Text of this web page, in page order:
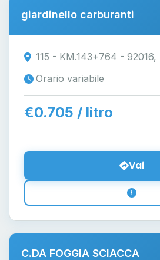
giardinello carburanti
115 - KM.143+764 - 92016,
Orario variabile
€0.705 / litro
Vai
C.DA FOGGIA SCIACCA